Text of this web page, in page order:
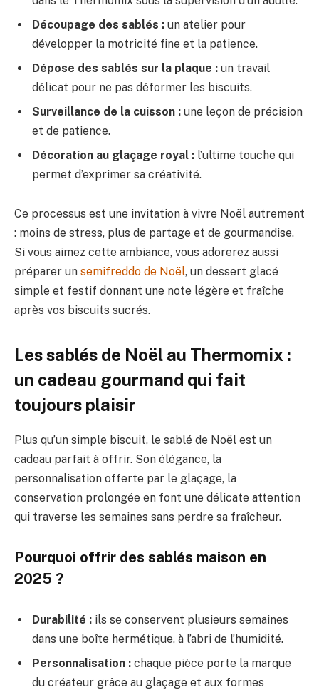
Découpage des sablés : un atelier pour
développer la motricité fine et la patience.
Dépose des sablés sur la plaque : un travail
délicat pour ne pas déformer les biscuits.
Surveillance de la cuisson : une leçon de précision
et de patience.
Décoration au glaçage royal : l’ultime touche qui
permet d’exprimer sa créativité.
Ce processus est une invitation à vivre Noël autrement
: moins de stress, plus de partage et de gourmandise.
Si vous aimez cette ambiance, vous adorerez aussi
préparer un semifreddo de Noël, un dessert glacé
simple et festif donnant une note légère et fraîche
après vos biscuits sucrés.
Les sablés de Noël au Thermomix :
un cadeau gourmand qui fait
toujours plaisir
Plus qu’un simple biscuit, le sablé de Noël est un
cadeau parfait à offrir. Son élégance, la
personnalisation offerte par le glaçage, la
conservation prolongée en font une délicate attention
qui traverse les semaines sans perdre sa fraîcheur.
Pourquoi offrir des sablés maison en
2025 ?
Durabilité : ils se conservent plusieurs semaines
dans une boîte hermétique, à l’abri de l’humidité.
Personnalisation : chaque pièce porte la marque
du créateur grâce au glaçage et aux formes